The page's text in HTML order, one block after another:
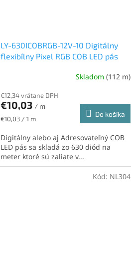
LY-630ICOBRGB-12V-10 Digitálny
flexibílny Pixel RGB COB LED pás
Skladom (112 m)
€12,34 vrátane DPH
€10,03 / m
Jednotková
€10,03 / 1 m
Do košíka
Digitálny alebo aj Adresovateľný COB
LED pás sa skladá zo 630 diód na
meter ktoré sú zaliate v...
Kód: NL304